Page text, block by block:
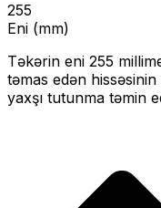
255
Eni (mm)
Təkərin eni 255
təmas edən
yaxşı tutunma təmin